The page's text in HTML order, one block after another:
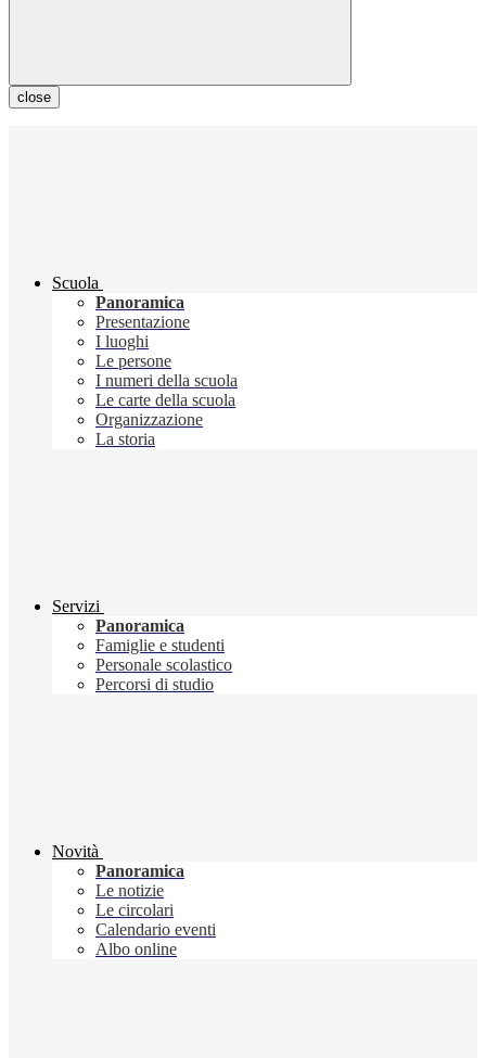
close
Scuola
Panoramica
Presentazione
I luoghi
Le persone
I numeri della scuola
Le carte della scuola
Organizzazione
La storia
Servizi
Panoramica
Famiglie e studenti
Personale scolastico
Percorsi di studio
Novità
Panoramica
Le notizie
Le circolari
Calendario eventi
Albo online